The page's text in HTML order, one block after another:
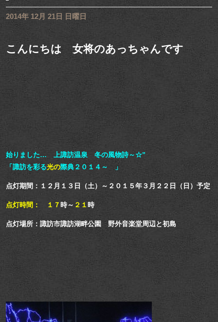
2014年 12月 21日 日曜日
こんにちは 女将のあっちゃんです
始りました… 上諏訪温泉 冬の風物詩～☆”
「諏訪を彩る光の際典２０１４～ 」
点灯期間：１２月１３日（土）～２０１５年３月２２日（日）予定
点灯時間： １７ 時～ ２１ 時
点灯場所：諏訪市諏訪湖畔公園 野外音楽堂周辺と初島